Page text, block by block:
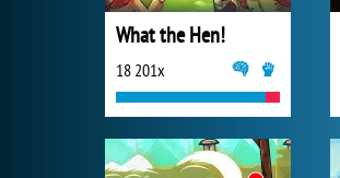
What the Hen!
18 201x